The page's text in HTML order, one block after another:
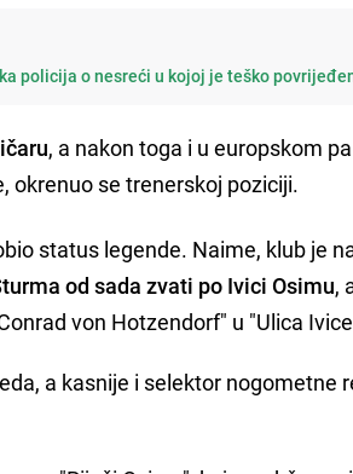
policija o nesreći u kojoj je teško
, a nakon toga i u europskom
okrenuo se trenerskoj poziciji.
status legende. Naime, klub je
od sada zvati po Ivici Osimu,
von Hotzendorf" u "Ulica
a kasnije i selektor nogometne